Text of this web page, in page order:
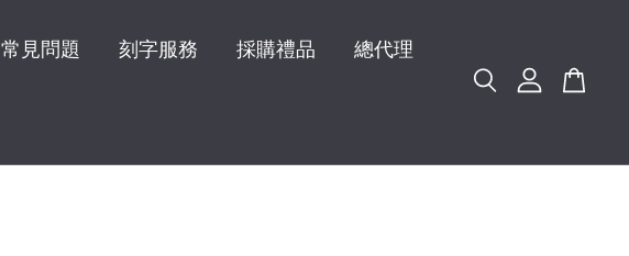
常見問題 刻字服務 採購禮品 總代理